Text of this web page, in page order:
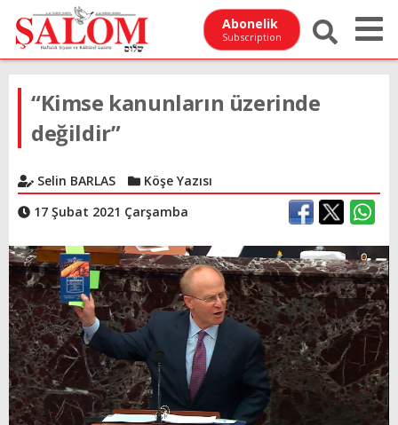
Abonelik
Subscription
“Kimse kanunların üzerinde
değildir”
Selin BARLAS
Köşe Yazısı
17 Şubat 2021 Çarşamba